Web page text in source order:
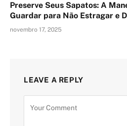
Preserve Seus Sapatos: A
Guardar para Não Estragar e
novembro 17, 2025
LEAVE A REPLY